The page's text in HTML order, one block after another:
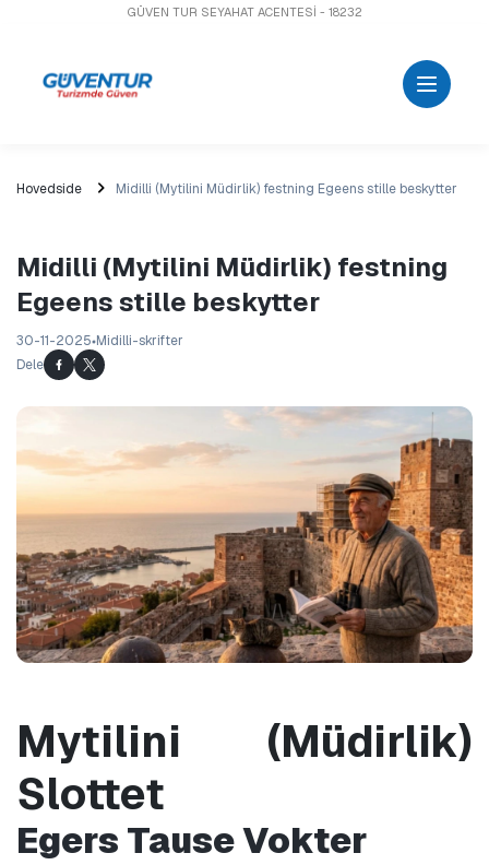
GÜVEN TUR SEYAHAT ACENTESİ - 18232
Hovedside Midilli (Mytilini Müdirlik) festning Egeens stille beskytter
Midilli (Mytilini Müdirlik) festning
Egeens stille beskytter
30-11-2025 Midilli-skrifter
Dele
Mytilini (Müdirlik)
Slottet
Egers Tause Vokter